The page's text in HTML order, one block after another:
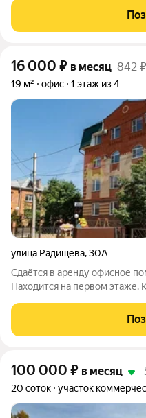
напишите сообщение в
16 000 ₽ в месяц 842
19 м² офис 1 этаж из 4
улица Радищева,30А
Сдаётся в аренду офисное
Находится на первом
более подробной
указанному в объявлении,
100 000 ₽ в месяц
20 соток участок